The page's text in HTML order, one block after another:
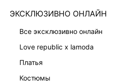
ЭКСКЛЮЗИВНО ОНЛАЙН
все эксклюзивно онлайн
love republic x lamoda
платья
костюмы
Скачать
КАТАЛОГ